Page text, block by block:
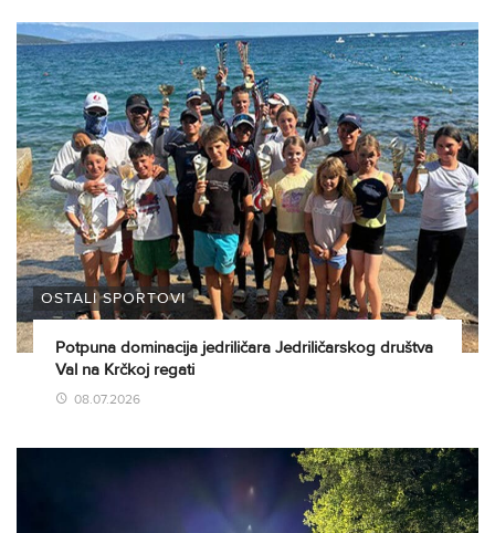
OSTALI SPORTOVI
Potpuna dominacija jedriličara Jedriličarskog društva
Val na Krčkoj regati
08.07.2026